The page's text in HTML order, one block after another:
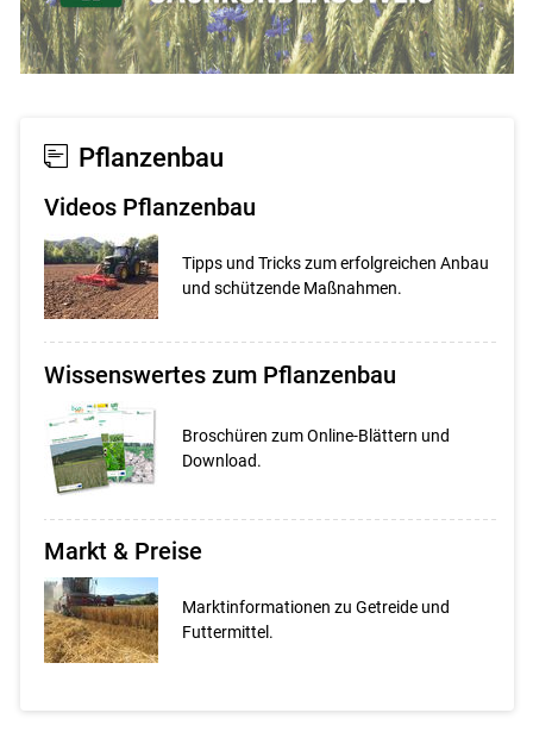
Pflanzenbau
Videos Pflanzenbau
Tipps und Tricks zum erfolgreichen Anbau
und schützende Maßnahmen.
Wissenswertes zum Pflanzenbau
Broschüren zum Online-Blättern und
Download.
Markt & Preise
Marktinformationen zu Getreide und
Futtermittel.